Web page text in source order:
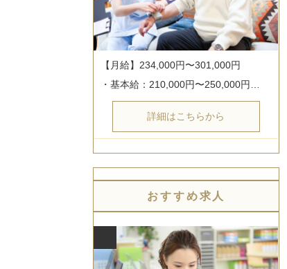
【月給】234,000円〜301,000円
・基本給：210,000円〜250,000円…
詳細はこちらから
おすすめ求人